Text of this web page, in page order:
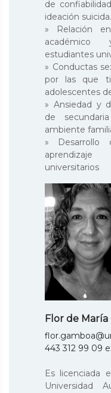
de
ideación suicida.
» Relación
estudiantes
» Conductas
por las que
adolescentes
» Ansiedad y
de
ambiente
» Desarrollo
universitarios
Flor de María
443 312 99 09
Es licenciada
Universidad